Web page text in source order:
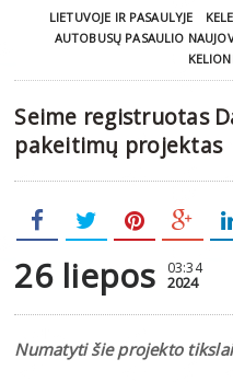
LIETUVOJE IR PASAULYJE
AUTOBUSŲ PASAULIO
Seime registruotas
pakeitimų projektas
26 liepos 03:34
2024
Numatyti šie projekto